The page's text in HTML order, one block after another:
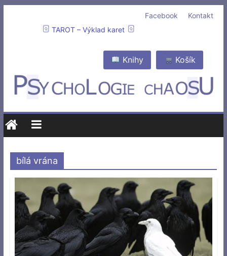
Kontakt
Facebook
TAROT – Výklad karet
Košík
Knihy
bílá vrána